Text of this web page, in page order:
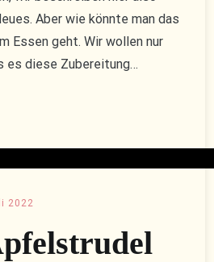
Aber wie könnte man das
Essen geht. Wir wollen nur
es diese Zubereitung…
2022